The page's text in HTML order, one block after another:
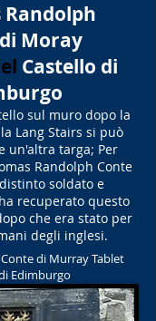
Randolph
Moray
Castello di
sul muro dopo la
Lang Stairs si può
un'altra targa; Per
Randolph Conte
soldato e
recuperato questo
che era stato per
degli inglesi.
di Murray Tablet
Edimburgo